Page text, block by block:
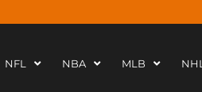
NFL NBA MLB NHL